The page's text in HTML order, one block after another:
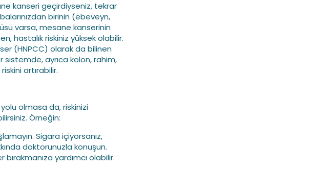
kanseri geçirdiyseniz, tekrar
birinin (ebeveyn,
varsa, mesane kanserinin
hastalık riskiniz yüksek olabilir.
(HNPCC) olarak da bilinen
sistemde, ayrıca kolon, rahim,
artırabilir.
olmasa da, riskinizi
Örneğin:
Sigara içiyorsanız,
doktorunuzla konuşun.
yardımcı olabilir.